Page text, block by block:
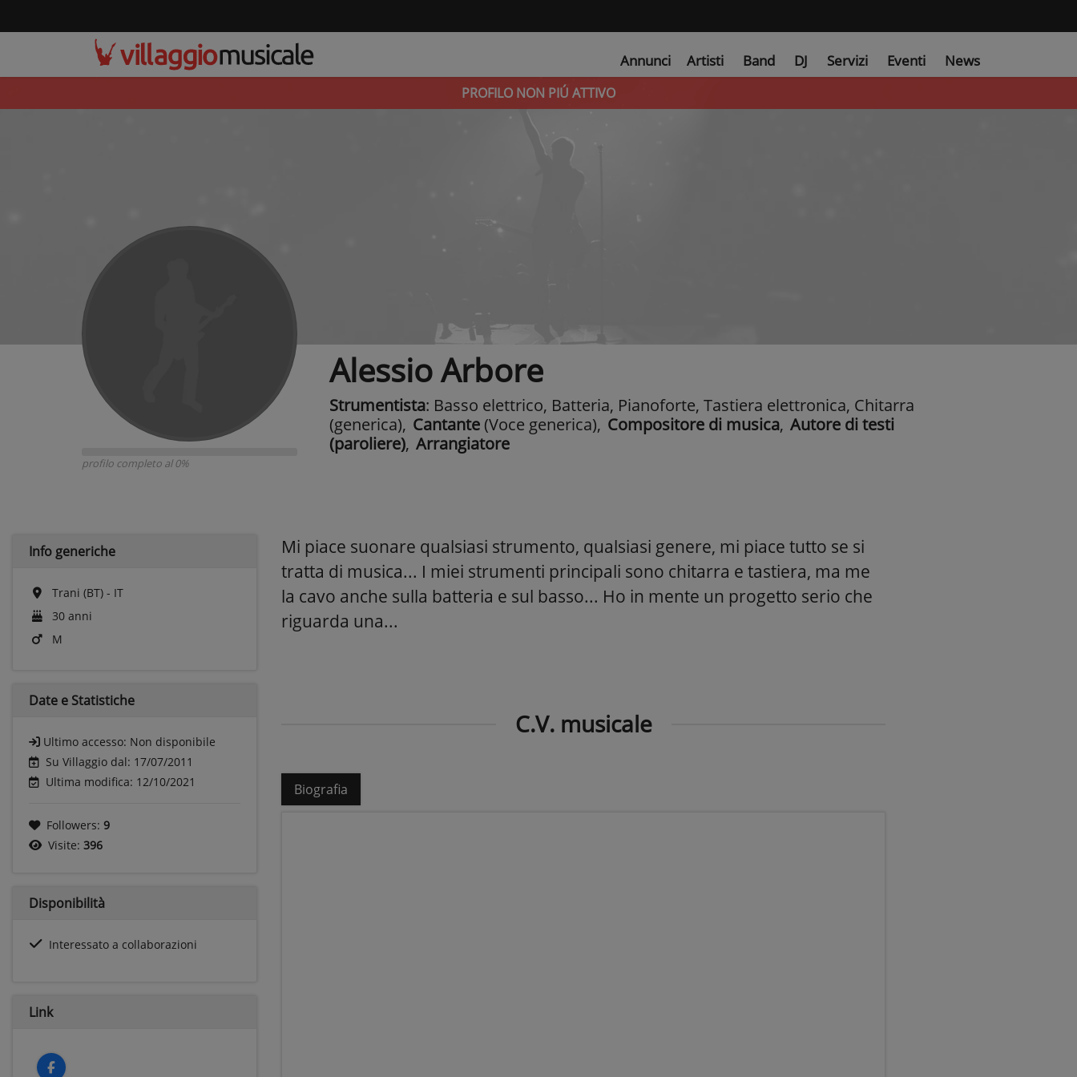
Annunci Artisti Band DJ Servizi Eventi News
PROFILO NON PIÚ ATTIVO
profilo completo al 0%
Alessio Arbore
Strumentista: Basso elettrico, Batteria, Pianoforte, Tastiera elettronica, Chitarra
(generica), Cantante (Voce generica), Compositore di musica, Autore di testi
(paroliere), Arrangiatore
Info generiche
Trani (BT) - IT
30 anni
M
Date e Statistiche
Ultimo accesso: Non disponibile
Su Villaggio dal: 17/07/2011
Ultima modifica: 12/10/2021
Followers: 9
Visite: 396
Disponibilità
Interessato a collaborazioni
Link
Mi piace suonare qualsiasi strumento, qualsiasi genere, mi piace tutto se si
tratta di musica... I miei strumenti principali sono chitarra e tastiera, ma me
la cavo anche sulla batteria e sul basso... Ho in mente un progetto serio che
riguarda una...
C.V. musicale
Biografia